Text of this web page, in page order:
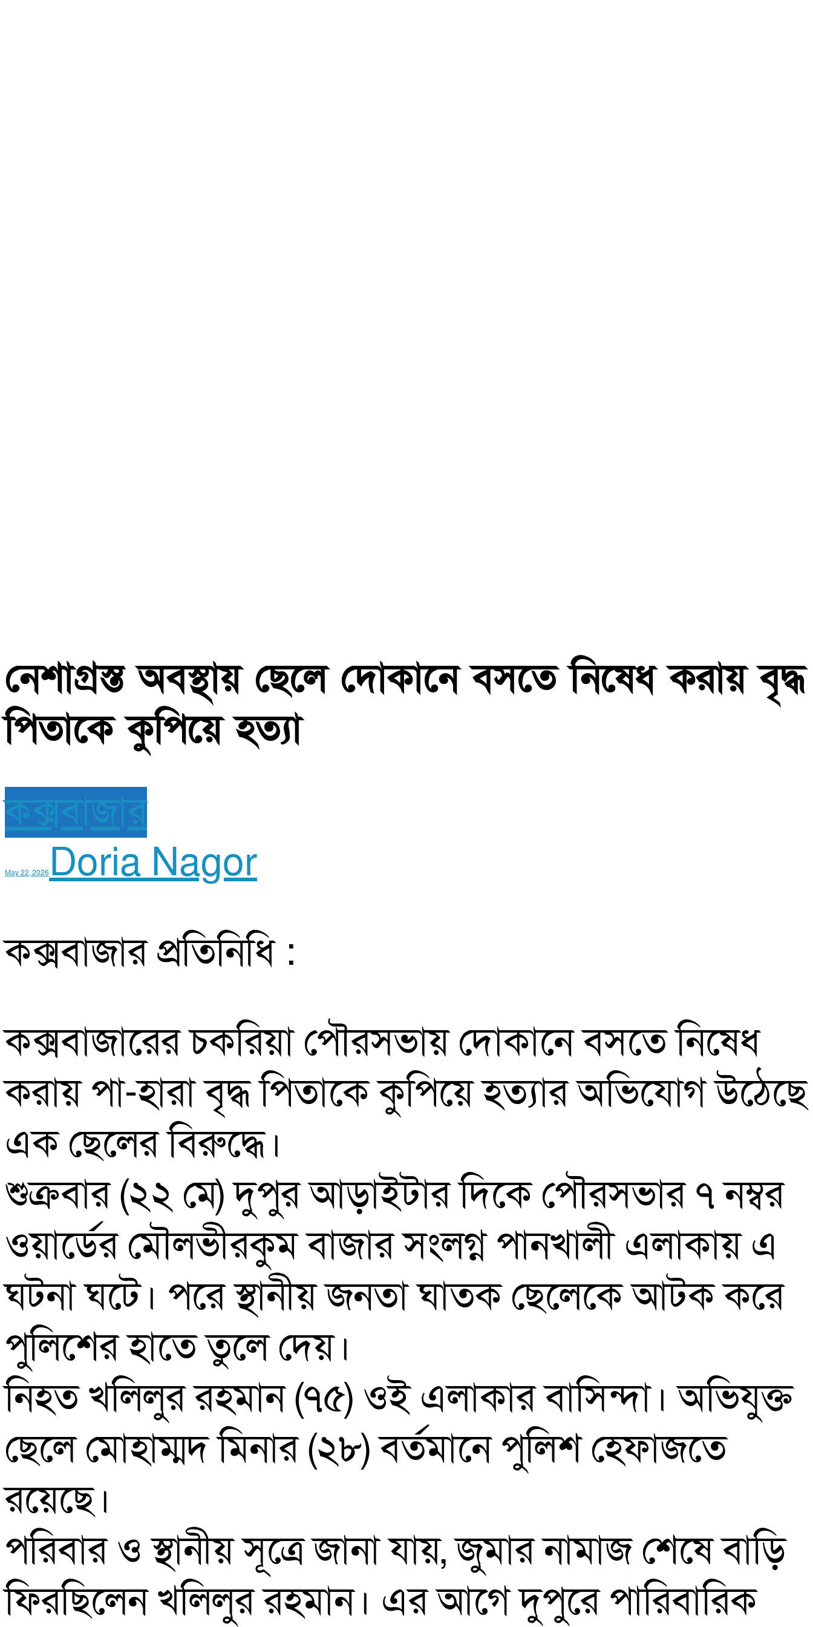
নেশাগ্রস্ত অবস্থায় ছেলে দোকানে বসতে নিষেধ করায় বৃদ্ধ
পিতাকে কুপিয়ে হত্যা
কক্সবাজার
May 22, 2026Doria Nagor
কক্সবাজার প্রতিনিধি :
কক্সবাজারের চকরিয়া পৌরসভায় দোকানে বসতে নিষেধ
করায় পা-হারা বৃদ্ধ পিতাকে কুপিয়ে হত্যার অভিযোগ উঠেছে
এক ছেলের বিরুদ্ধে।
শুক্রবার (২২ মে) দুপুর আড়াইটার দিকে পৌরসভার ৭ নম্বর
ওয়ার্ডের মৌলভীরকুম বাজার সংলগ্ন পানখালী এলাকায় এ
ঘটনা ঘটে। পরে স্থানীয় জনতা ঘাতক ছেলেকে আটক করে
পুলিশের হাতে তুলে দেয়।
নিহত খলিলুর রহমান (৭৫) ওই এলাকার বাসিন্দা। অভিযুক্ত
ছেলে মোহাম্মদ মিনার (২৮) বর্তমানে পুলিশ হেফাজতে
রয়েছে।
পরিবার ও স্থানীয় সূত্রে জানা যায়, জুমার নামাজ শেষে বাড়ি
ফিরছিলেন খলিলুর রহমান। এর আগে দুপুরে পারিবারিক